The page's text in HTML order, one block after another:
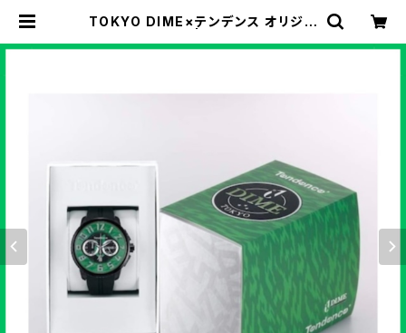
TOKYO DIME×テンデンス オリジナ
ore